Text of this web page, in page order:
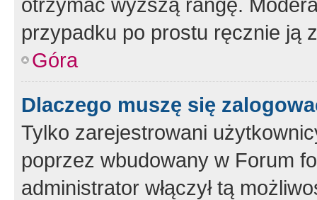
przypadku po prostu ręcznie ją
Góra
Dlaczego muszę się
Tylko zarejestrowani
poprzez wbudowany w Forum
administrator włączył tą